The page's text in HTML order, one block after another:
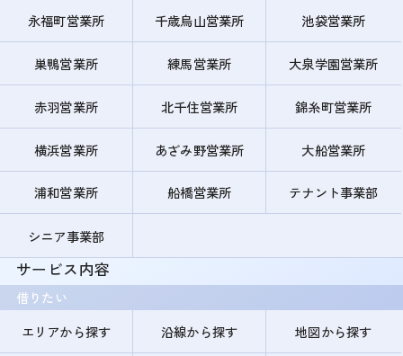
永福町営業所 千歳烏山営業所 池袋営業所
巣鴨営業所 練馬営業所 大泉学園営業所
赤羽営業所 北千住営業所 錦糸町営業所
横浜営業所 あざみ野営業所 大船営業所
浦和営業所 船橋営業所 テナント事業部
シニア事業部
サービス内容
借りたい
エリアから探す
沿線から探す 地図から探す